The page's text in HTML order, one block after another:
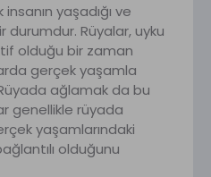
yaşadığı ve
durumdur. Rüyalar, uyku
olduğu bir zaman
gerçek yaşamla
ağlamak da bu
genellikle rüyada
yaşamlarındaki
olduğunu